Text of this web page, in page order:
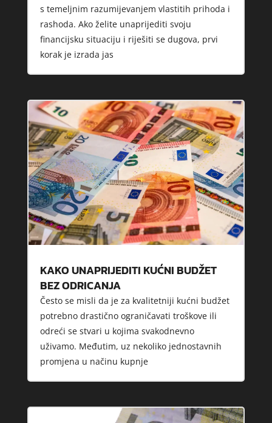
s temeljnim razumijevanjem vlastitih prihoda i
rashoda. Ako želite unaprijediti svoju
financijsku situaciju i riješiti se dugova, prvi
korak je izrada jas
KAKO UNAPRIJEDITI KUĆNI BUDŽET
BEZ ODRICANJA
Često se misli da je za kvalitetniji kućni budžet
potrebno drastično ograničavati troškove ili
odreći se stvari u kojima svakodnevno
uživamo. Međutim, uz nekoliko jednostavnih
promjena u načinu kupnje